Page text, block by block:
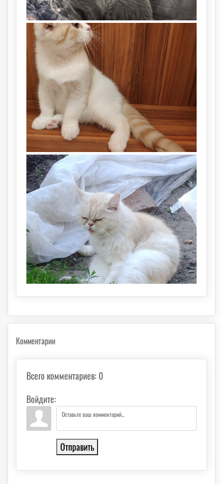
Комментарии
Всего комментариев: 0
Войдите:
Отправить